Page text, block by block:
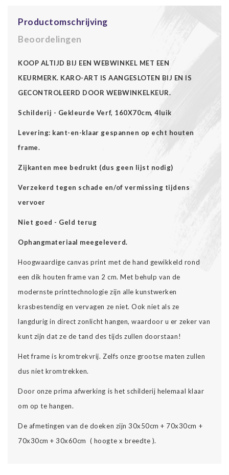
Productomschrijving
Beoordelingen
KOOP ALTIJD BIJ EEN WEBWINKEL MET EEN
KEURMERK. KARO-ART IS AANGESLOTEN BIJ EN IS
GECONTROLEERD DOOR WEBWINKELKEUR.
Schilderij - Gekleurde Verf, 160X70cm, 4luik
Levering: kant-en-klaar gespannen op echt houten
frame.
Zijkanten mee bedrukt (dus geen lijst nodig)
Verzekerd tegen schade en/of vermissing tijdens
vervoer
Niet goed - Geld terug
Ophangmateriaal meegeleverd.
Hoogwaardige canvas print met de hand gewikkeld rond
een dik houten frame van 2 cm. Met behulp van de
modernste printtechnologie zijn alle kunstwerken
krasbestendig en vervagen ze niet. Ook niet als ze
langdurig in direct zonlicht hangen, waardoor u er zeker van
kunt zijn dat ze de tand des tijds zullen doorstaan!
Het frame is kromtrekvrij. Zelfs onze grootse maten zullen
dus niet kromtrekken.
Door onze prima afwerking is het schilderij helemaal klaar
om op te hangen.
De afmetingen van de doeken zijn 30x50cm + 70x30cm +
70x30cm + 30x60cm ( hoogte x breedte ).